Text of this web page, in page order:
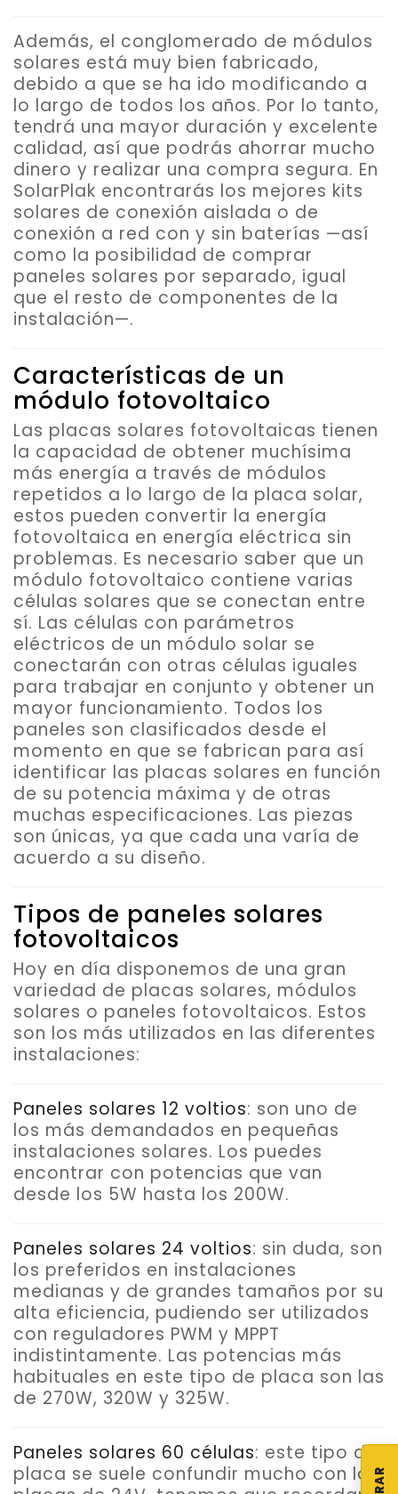
Además, el conglomerado de módulos
solares está muy bien fabricado,
debido a que se ha ido modificando a
lo largo de todos los años. Por lo tanto,
tendrá una mayor duración y excelente
calidad, así que podrás ahorrar mucho
dinero y realizar una compra segura. En
SolarPlak encontrarás los mejores kits
solares de conexión aislada o de
conexión a red con y sin baterías —así
como la posibilidad de comprar
paneles solares por separado, igual
que el resto de componentes de la
instalación—.
Características de un
módulo fotovoltaico
Las placas solares fotovoltaicas tienen
la capacidad de obtener muchísima
más energía a través de módulos
repetidos a lo largo de la placa solar,
estos pueden convertir la energía
fotovoltaica en energía eléctrica sin
problemas. Es necesario saber que un
módulo fotovoltaico contiene varias
células solares que se conectan entre
sí. Las células con parámetros
eléctricos de un módulo solar se
conectarán con otras células iguales
para trabajar en conjunto y obtener un
mayor funcionamiento. Todos los
paneles son clasificados desde el
momento en que se fabrican para así
identificar las placas solares en función
de su potencia máxima y de otras
muchas especificaciones. Las piezas
son únicas, ya que cada una varía de
acuerdo a su diseño.
Tipos de paneles solares
fotovoltaicos
Hoy en día disponemos de una gran
variedad de placas solares, módulos
solares o paneles fotovoltaicos. Estos
son los más utilizados en las diferentes
instalaciones:
Paneles solares 12 voltios: son uno de
los más demandados en pequeñas
instalaciones solares. Los puedes
encontrar con potencias que van
desde los 5W hasta los 200W.
Paneles solares 24 voltios: sin duda, son
los preferidos en instalaciones
medianas y de grandes tamaños por su
alta eficiencia, pudiendo ser utilizados
con reguladores PWM y MPPT
indistintamente. Las potencias más
habituales en este tipo de placa son las
de 270W, 320W y 325W.
Paneles solares 60 células: este tipo de
placa se suele confundir mucho con las